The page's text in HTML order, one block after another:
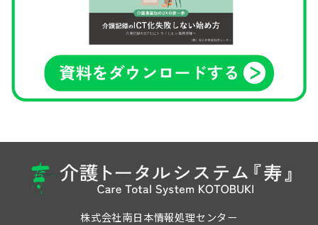
株式会社南日本情報処理センター